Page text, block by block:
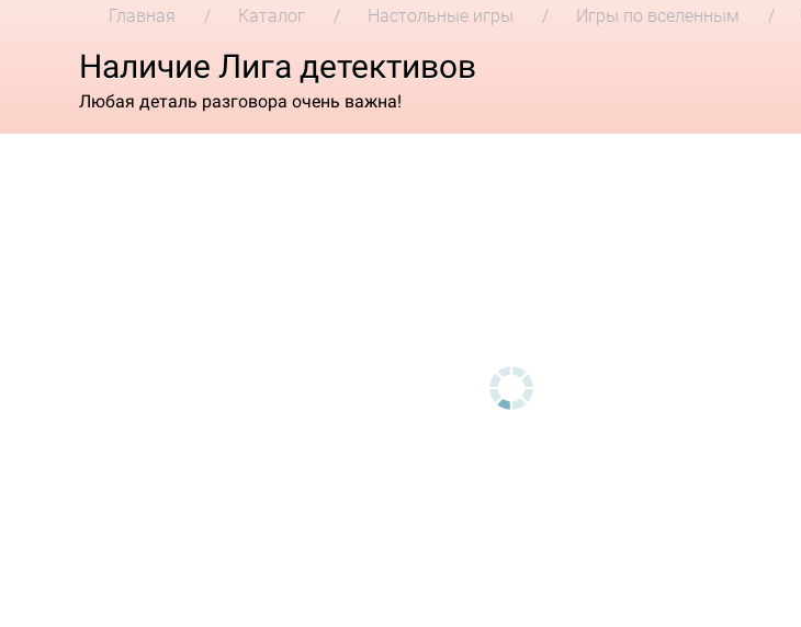
Главная Каталог Настольные игры Игры по вселенным
Наличие Лига детективов
Любая деталь разговора очень важна!